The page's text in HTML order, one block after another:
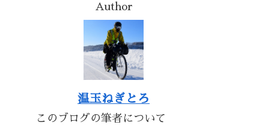
Author
温玉ねぎとろ
このブログの筆者について